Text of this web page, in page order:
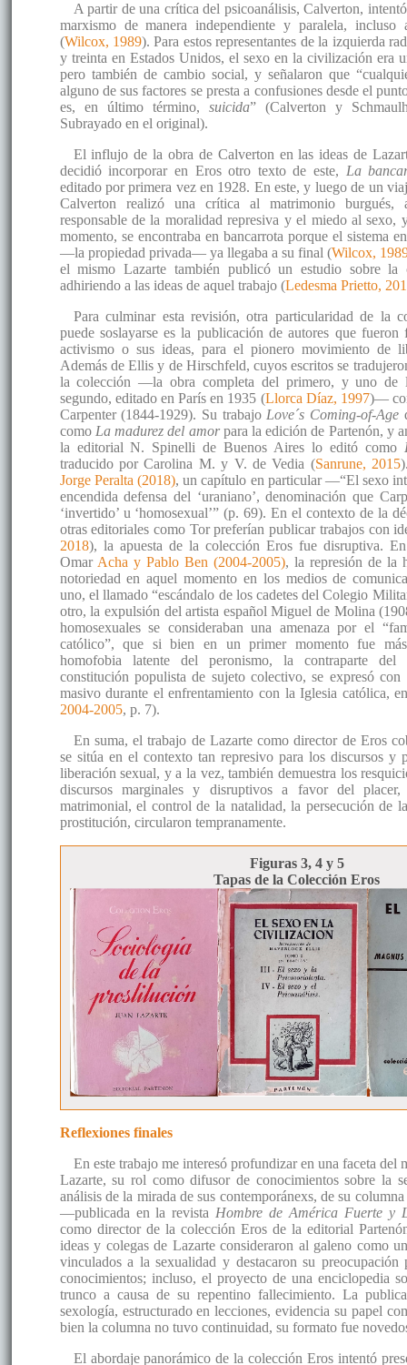
A partir de una crítica del psicoanálisis, Calverton,
marxismo de manera independiente y paralela, incluso
(Wilcox, 1989). Para estos representantes de la izquierda
y treinta en Estados Unidos, el sexo en la civilización era
pero también de cambio social, y señalaron que
alguno de sus factores se presta a confusiones desde el
es, en último término, suicida” (Calverton y
Subrayado en el original).
El influjo de la obra de Calverton en las ideas de
decidió incorporar en Eros otro texto de este, La
editado por primera vez en 1928. En este, y luego de un
Calverton realizó una crítica al matrimonio burgués,
responsable de la moralidad represiva y el miedo al sexo,
momento, se encontraba en bancarrota porque el sistema
—la propiedad privada— ya llegaba a su final (Wilcox,
el mismo Lazarte también publicó un estudio sobre la
adhiriendo a las ideas de aquel trabajo (Ledesma Prietto,
Para culminar esta revisión, otra particularidad de la
puede soslayarse es la publicación de autores que fueron
activismo o sus ideas, para el pionero movimiento de
Además de Ellis y de Hirschfeld, cuyos escritos se
la colección —la obra completa del primero, y uno de
segundo, editado en París en 1935 (Llorca Díaz, 1997)—
Carpenter (1844-1929). Su trabajo Love´s Coming-of-Age
comoLa madurez del amorpara la edición de Partenón, y
la editorial N. Spinelli de Buenos Aires lo editó como
traducido por Carolina M. y V. de Vedia (Sanrune, 2015
Jorge Peralta (2018), un capítulo en particular —“El sexo
encendida defensa del ‘uraniano’, denominación que
‘invertido’ u ‘homosexual’” (p. 69). En el contexto de la
otras editoriales como Tor preferían publicar trabajos con
2018), la apuesta de la colección Eros fue disruptiva. En
Omar Acha y Pablo Ben (2004-2005), la represión de la
notoriedad en aquel momento en los medios de
uno, el llamado “escándalo de los cadetes del Colegio
otro, la expulsión del artista español Miguel de Molina
homosexuales se consideraban una amenaza por el
católico”, que si bien en un primer momento fue
homofobia latente del peronismo, la contraparte del
constitución populista de sujeto colectivo, se expresó
masivo durante el enfrentamiento con la Iglesia católica,
2004-2005, p. 7).
En suma, el trabajo de Lazarte como director de Eros
se sitúa en el contexto tan represivo para los discursos y
liberación sexual, y a la vez, también demuestra los
discursos marginales y disruptivos a favor del
matrimonial, el control de la natalidad, la persecución de
prostitución, circularon tempranamente.
Figuras 3, 4 y 5
Tapas de la Colección Eros
Reflexiones finales
En este trabajo me interesó profundizar en una faceta del
Lazarte, su rol como difusor de conocimientos sobre la
análisis de la mirada de sus contemporánexs, de su
—publicada en la revistaHombre de América Fuerte y
como director de la colección Eros de la editorial
ideas y colegas de Lazarte consideraron al galeno como
vinculados a la sexualidad y destacaron su
conocimientos; incluso, el proyecto de una enciclopedia
trunco a causa de su repentino fallecimiento. La
sexología, estructurado en lecciones, evidencia su papel
bien la columna no tuvo continuidad, su formato fue
El abordaje panorámico de la colección Eros intentó